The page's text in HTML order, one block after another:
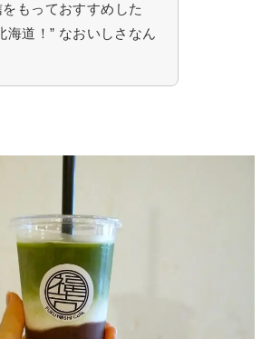
もっておすすめした
海道！” なおいしさなん